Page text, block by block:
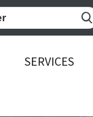
SERVICES